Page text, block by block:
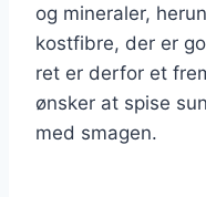
og mineraler,
kostfibre, der er
ret er derfor et
ønsker at spise
med smagen.